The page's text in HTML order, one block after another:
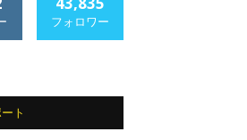
フォロワー
ト